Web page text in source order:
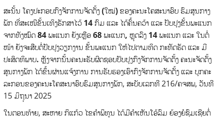
ສະນັ້ນ ໂຄງປະກອບກົງຈັກການຈັດຕັ້ງ (ໃໝ່) ຂອງຄະນະໂຄສະນາອົບ ຮົມສູນກາງ
ພັກ ທີ່ສະເໜີຂັ້ນເທິງຮັກສາໄວ້ 14ກົມ ແລະ ໄດ້ຄົ້ນຄວ້າ ແລະ ປັບປຸງຂັ້ນພະແນກ
ຈາກທັງໝົດ 84ພະແນກ ຍັງເຫຼືອ 68ພະແນກ, ຫຼຸດລົງ 14ພະແນກ ແລະ ໃນຕໍ່
ໜ້າ ຍັງຈະສືບຕໍ່ປັບປຸງວຽກງານ ຂັ້ນພະແນກ ໃຫ້ໄປຕາມທິດ ກະທັດຮັດ ແລະ ມີ
ປະສິດທິພາບ. ຫຼັງຈາກນັ້ນຄະນະຮັບຜິດຊອບປັບປຸງກົງຈັກການຈັດຕັ້ງ ຄະນະຈັດຕັ້ງ
ສູນກາງພັກ ໄດ້ຂຶ້ນຜ່ານແຈ້ງການ ການຮັບຮອງເອົາກົງຈັກການຈັດຕັ້ງ ແລະ ບຸກຄະ
ລະກອນຂອງຄະນະໂຄສະນາອົບຮົມສູນກາງພັກ, ສະບັບເລກທີ 216/ຄຈສພ, ວັນທີ
15 ມິຖຸນາ 2025
ໃນຕອນທ້າຍ, ສະຫາຍ ກິແກ້ວ ໄຂຄຳພິທູນ ໄດ້ມີຄຳເຫັນໂອ້ລົມ ຍ້ອງຍໍຊົມເຊີຍຕໍ່